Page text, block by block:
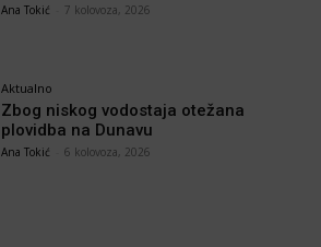
Ana Tokić 7 kolovoza, 2026
Aktualno
Zbog niskog vodostaja otežana
plovidba na Dunavu
Ana Tokić 6 kolovoza, 2026